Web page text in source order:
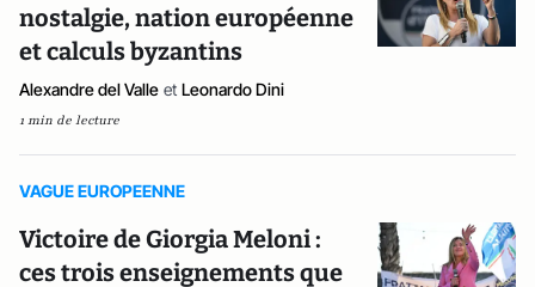
nostalgie, nation européenne
et calculs byzantins
Alexandre del Valle et Leonardo Dini
1 min de lecture
VAGUE EUROPEENNE
Victoire de Giorgia Meloni :
ces trois enseignements que